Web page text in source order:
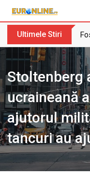
Ultimele Stiri
Stoltenberg
ucraineană
ajutorul
tancuri au